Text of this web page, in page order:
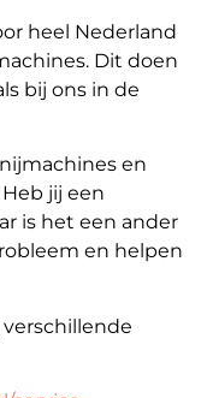
heel Nederland
Dit doen
bij ons in de
en
jij een
is het een ander
en helpen